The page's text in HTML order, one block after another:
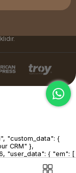
"custom_data": {
CRM" },
"user_data": { "em": [